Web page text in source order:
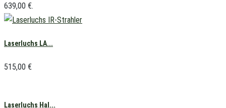
639,00 €.
Laserluchs LA...
515,00 €
Laserluchs Hal...